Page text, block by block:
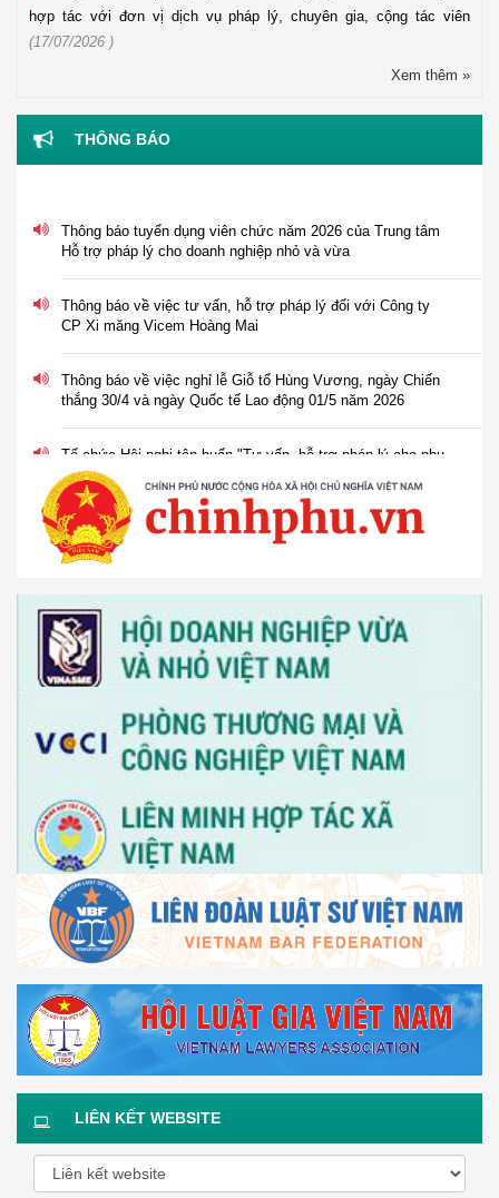
hợp tác với đơn vị dịch vụ pháp lý, chuyên gia, cộng tác viên
(17/07/2026 )
Xem thêm »
THÔNG BÁO
Thông báo tuyển dụng viên chức năm 2026 của Trung tâm
Hỗ trợ pháp lý cho doanh nghiệp nhỏ và vừa
Thông báo về việc tư vấn, hỗ trợ pháp lý đối với Công ty
CP Xi măng Vicem Hoàng Mai
Thông báo về việc nghỉ lễ Giỗ tổ Hùng Vương, ngày Chiến
thắng 30/4 và ngày Quốc tế Lao động 01/5 năm 2026
Tổ chức Hội nghị tập huấn "Tư vấn, hỗ trợ pháp lý cho phụ
V/v thông tin và đề nghị phối hợp triển khai hoạt động của
Trung tâm Hỗ trợ pháp lý cho doanh nghiệp nhỏ và vừa
LIÊN KẾT WEBSITE